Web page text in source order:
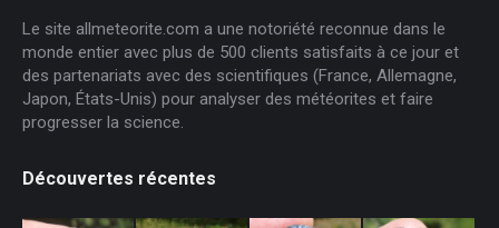
Le site allmeteorite.com a une notoriété reconnue dans le
monde entier avec plus de 500 clients satisfaits à ce jour et
des partenariats avec des scientifiques (France, Allemagne,
Japon, États-Unis) pour analyser des météorites et faire
progresser la science.
Découvertes récentes